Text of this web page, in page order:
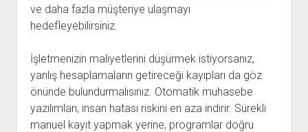
ve daha fazla müşteriye ulaşmayı
hedefleyebilirsiniz.
İşletmenizin maliyetlerini düşürmek istiyorsanız,
yanlış hesaplamaların getireceği kayıpları da göz
önünde bulundurmalısınız. Otomatik muhasebe
yazılımları, insan hatası riskini en aza indirir. Sürekli
manuel kayıt yapmak yerine, programlar doğru